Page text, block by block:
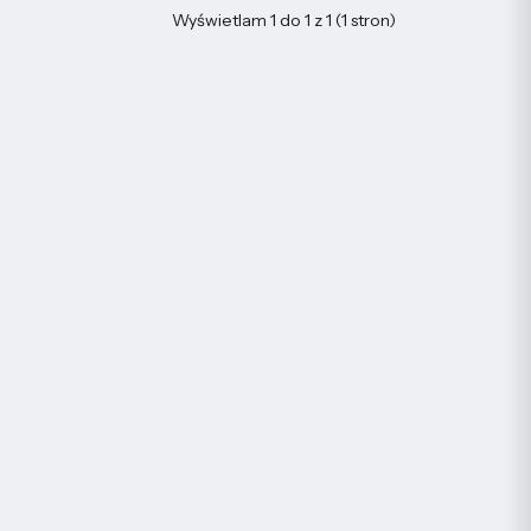
Wyświetlam 1 do 1 z 1 (1 stron)